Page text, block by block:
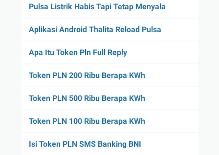
Pulsa Listrik Habis Tapi Tetap Menyala
Aplikasi Android Thalita Reload Pulsa
Apa Itu Token Pln Full Reply
Token PLN 200 Ribu Berapa KWh
Token PLN 500 Ribu Berapa KWh
Token PLN 100 Ribu Berapa KWh
Isi Token PLN SMS Banking BNI